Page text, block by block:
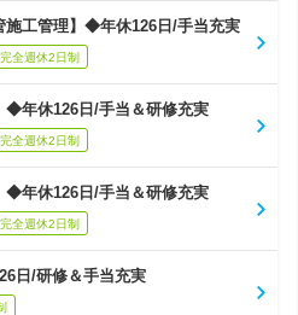
施工管理】◆年休126日/手当充実
完全週休2日制
◆年休126日/手当＆研修充実
完全週休2日制
◆年休126日/手当＆研修充実
完全週休2日制
日/研修＆手当充実